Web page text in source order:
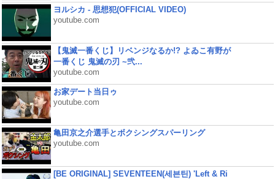
ヨルシカ - 思想犯(OFFICIAL VIDEO)
youtube.com
【鬼滅一番くじ】リベンジなるか!? よゐこ有野が
一番くじ 鬼滅の刃 ~弐...
youtube.com
お家デート当日ゥ
youtube.com
亀田京之介選手とボクシングスパーリング
youtube.com
[BE ORIGINAL] SEVENTEEN(세븐틴) 'Left & Ri